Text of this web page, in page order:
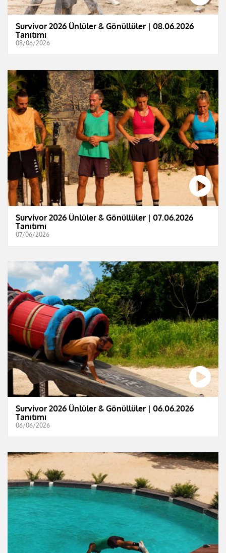
Survivor 2026 Ünlüler & Gönüllüler | 08.06.2026
Tanıtımı
08/06/2026
Survivor 2026 Ünlüler & Gönüllüler | 07.06.2026
Tanıtımı
07/06/2026
Survivor 2026 Ünlüler & Gönüllüler | 06.06.2026
Tanıtımı
06/06/2026